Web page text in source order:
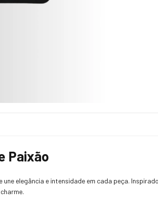
Paixão
une elegância e intensidade em cada peça.